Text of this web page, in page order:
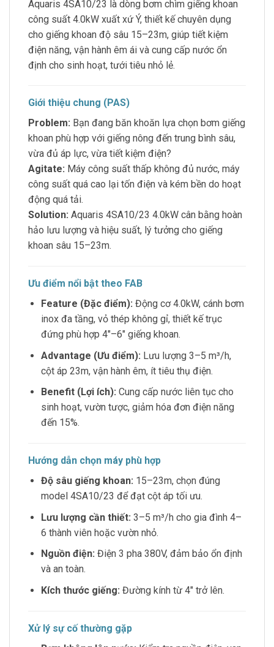
Aquaris 4SA10/23 là dòng bơm chìm giếng khoan
công suất 4.0kW xuất xứ Ý, thiết kế chuyên dụng
cho giếng khoan độ sâu 15–23m, giúp tiết kiệm
điện năng, vận hành êm ái và cung cấp nước ổn
định cho sinh hoạt, tưới tiêu nhỏ lẻ.
Giới thiệu chung (PAS)
Problem: Bạn đang băn khoăn lựa chọn bơm giếng
khoan phù hợp với giếng nông đến trung bình sâu,
vừa đủ áp lực, vừa tiết kiệm điện?
Agitate: Máy công suất thấp không đủ nước, máy
công suất quá cao lại tốn điện và kém bền do hoạt
động quá tải.
Solution: Aquaris 4SA10/23 4.0kW cân bằng hoàn
hảo lưu lượng và hiệu suất, lý tưởng cho giếng
khoan sâu 15–23m.
Ưu điểm nổi bật theo FAB
Feature (Đặc điểm): Động cơ 4.0kW, cánh bơm
inox đa tầng, vỏ thép không gỉ, thiết kế trục
đứng phù hợp 4″–6″ giếng khoan.
Advantage (Ưu điểm): Lưu lượng 3–5 m³/h,
cột áp 23m, vận hành êm, ít tiêu thụ điện.
Benefit (Lợi ích): Cung cấp nước liên tục cho
sinh hoạt, vườn tược, giảm hóa đơn điện năng
đến 15%.
Hướng dẫn chọn máy phù hợp
Độ sâu giếng khoan: 15–23m, chọn đúng
model 4SA10/23 để đạt cột áp tối ưu.
Lưu lượng cần thiết: 3–5 m³/h cho gia đình 4–
6 thành viên hoặc vườn nhỏ.
Nguồn điện: Điện 3 pha 380V, đảm bảo ổn định
và an toàn.
Kích thước giếng: Đường kính từ 4″ trở lên.
Xử lý sự cố thường gặp